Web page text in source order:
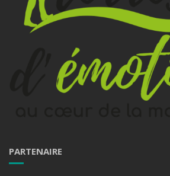
PARTENAIRE